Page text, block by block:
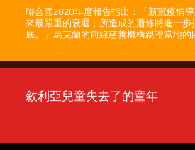
聯合國2020年度報告指出：「新冠疫情
來最嚴重的衰退，所造成的蕭條將進一
底。」烏克蘭的前線慈善機構親證當地的
敘利亞兒童失去了的童年
...